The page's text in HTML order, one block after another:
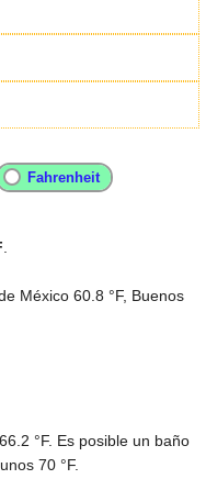
México 60.8 °F, Buenos
66.2 °F. Es posible un baño
70 °F.